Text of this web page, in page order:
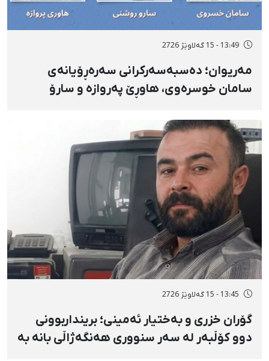
13:49 - 15 گەلاوێژ 2726
مەریوان؛ دەسبەسەرکرانی سەرەڕۆیانەی
سامان خوسرەوی، هاوڕێ پەروازە و سارۆ
گواستنەوەیان بۆ شوێنێکی نادیار
13:45 - 15 گەلاوێژ 2726
گۆران خزری و بەختیار ئەمینی؛ برینداربوونی
دوو کۆڵبەر لە سەر سنووری هەنگەژاڵی بانه بە